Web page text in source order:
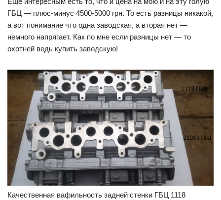
ГБЦ — плюс-минус 4500-5000 грн. То есть разницы никакой,
а вот понимание что одна заводская, а вторая нет —
немного напрягает. Как по мне если разницы нет — то
охотней ведь купить заводскую!
Качественная вафильность задней стенки ГБЦ 1118